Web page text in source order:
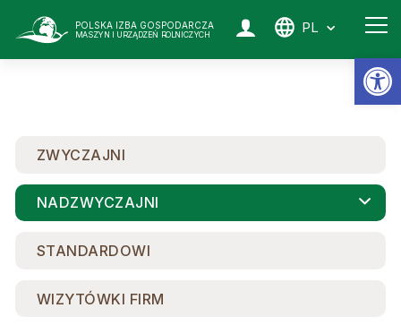
POLSKA IZBA GOSPODARCZA
MASZYN I URZĄDZEŃ ROLNICZYCH PL
ZWYCZAJNI
NADZWYCZAJNI
STANDARDOWI
WIZYTÓWKI FIRM